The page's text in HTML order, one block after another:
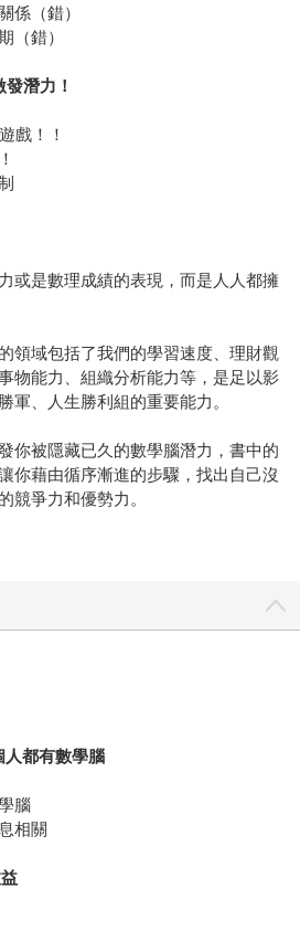
係（錯）
（錯）
潛力！
戲！！
或是數理成績的表現，而是人人都擁
領域包括了我們的學習速度、理財觀
物能力、組織分析能力等，是足以影
軍、人生勝利組的重要能力。
你被隱藏已久的數學腦潛力，書中的
你藉由循序漸進的步驟，找出自己沒
競爭力和優勢力。
人都有數學腦
腦
相關